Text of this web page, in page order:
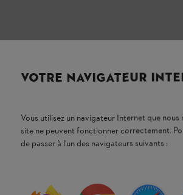
VOTRE NAVIGATEUR
Vous utilisez un navigateur Internet que
site ne peuvent fonctionner correctement.
de passer à l'un des navigateurs suivants :